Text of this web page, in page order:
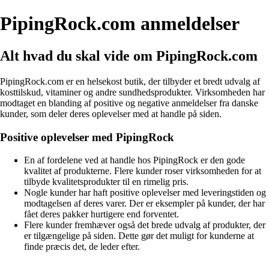
PipingRock.com anmeldelser
Alt hvad du skal vide om PipingRock.com
PipingRock.com er en helsekost butik, der tilbyder et bredt udvalg af
kosttilskud, vitaminer og andre sundhedsprodukter. Virksomheden har
modtaget en blanding af positive og negative anmeldelser fra danske
kunder, som deler deres oplevelser med at handle på siden.
Positive oplevelser med PipingRock
En af fordelene ved at handle hos PipingRock er den gode
kvalitet af produkterne. Flere kunder roser virksomheden for at
tilbyde kvalitetsprodukter til en rimelig pris.
Nogle kunder har haft positive oplevelser med leveringstiden og
modtagelsen af deres varer. Der er eksempler på kunder, der har
fået deres pakker hurtigere end forventet.
Flere kunder fremhæver også det brede udvalg af produkter, der
er tilgængelige på siden. Dette gør det muligt for kunderne at
finde præcis det, de leder efter.